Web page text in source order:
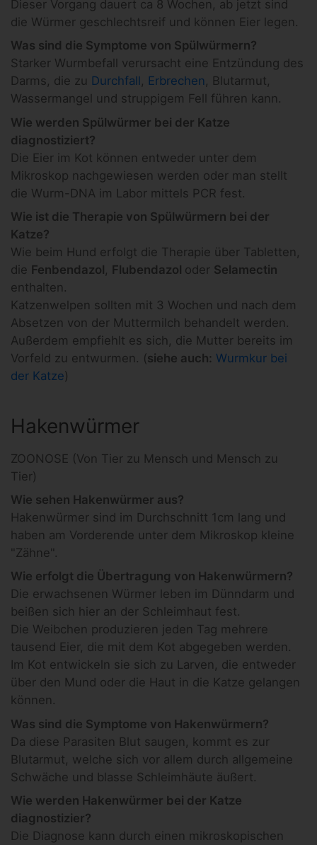
Dieser Vorgang dauert ca 8 Wochen, ab jetzt sind
die Würmer geschlechtsreif und können Eier legen.
Was sind die Symptome von Spülwürmern?
Starker Wurmbefall verursacht eine Entzündung des
Darms, die zu Durchfall, Erbrechen, Blutarmut,
Wassermangel und struppigem Fell führen kann.
Wie werden Spülwürmer bei der Katze
diagnostiziert?
Die Eier im Kot können entweder unter dem
Mikroskop nachgewiesen werden oder man stellt
die Wurm-DNA im Labor mittels PCR fest.
Wie ist die Therapie von Spülwürmern bei der
Katze?
Wie beim Hund erfolgt die Therapie über Tabletten,
die Fenbendazol , Flubendazol oder Selamectin
enthalten.
Katzenwelpen sollten mit 3 Wochen und nach dem
Absetzen von der Muttermilch behandelt werden.
Außerdem empfiehlt es sich, die Mutter bereits im
Vorfeld zu entwurmen. (siehe auch: Wurmkur bei
der Katze )
Hakenwürmer
ZOONOSE (Von Tier zu Mensch und Mensch zu
Tier)
Wie sehen Hakenwürmer aus?
Hakenwürmer sind im Durchschnitt 1cm lang und
haben am Vorderende unter dem Mikroskop kleine
"Zähne".
Wie erfolgt die Übertragung von Hakenwürmern?
Die erwachsenen Würmer leben im Dünndarm und
beißen sich hier an der Schleimhaut fest.
Die Weibchen produzieren jeden Tag mehrere
tausend Eier, die mit dem Kot abgegeben werden.
Im Kot entwickeln sie sich zu Larven, die entweder
über den Mund oder die Haut in die Katze gelangen
können.
Was sind die Symptome von Hakenwürmern?
Da diese Parasiten Blut saugen, kommt es zur
Blutarmut, welche sich vor allem durch allgemeine
Schwäche und blasse Schleimhäute äußert.
Wie werden Hakenwürmer bei der Katze
diagnostizier?
Die Diagnose kann durch einen mikroskopischen